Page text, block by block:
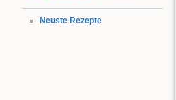
Neuste Rezepte